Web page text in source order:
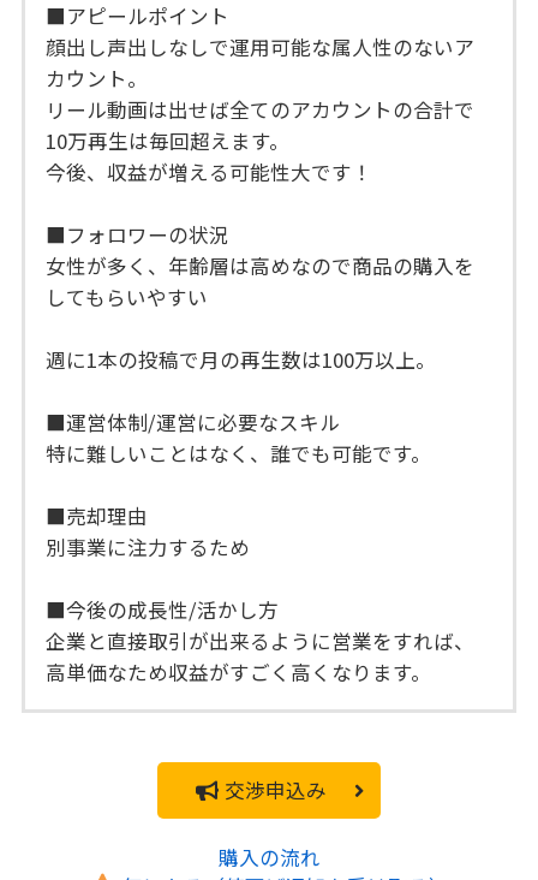
■アピールポイント
顔出し声出しなしで運用可能な属人性のないア
カウント。
リール動画は出せば全てのアカウントの合計で
10万再生は毎回超えます。
今後、収益が増える可能性大です！
■フォロワーの状況
女性が多く、年齢層は高めなので商品の購入を
してもらいやすい
週に1本の投稿で月の再生数は100万以上。
■運営体制/運営に必要なスキル
特に難しいことはなく、誰でも可能です。
■売却理由
別事業に注力するため
■今後の成長性/活かし方
企業と直接取引が出来るように営業をすれば、
高単価なため収益がすごく高くなります。
交渉申込み
購入の流れ